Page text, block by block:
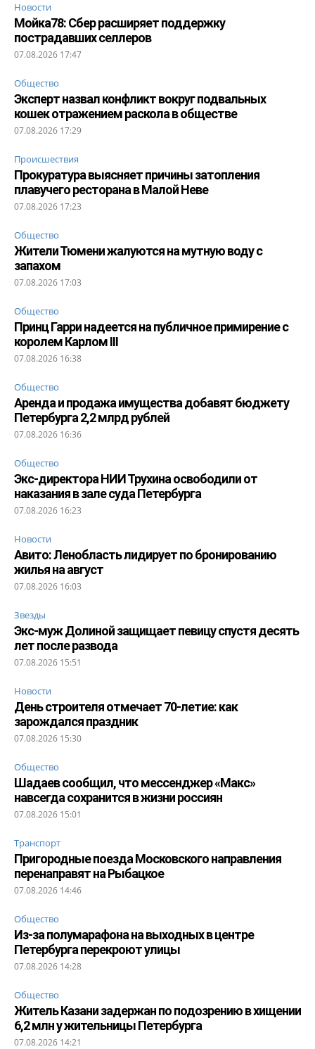
Новости
Мойка78: Сбер расширяет поддержку
пострадавших селлеров
07.08.2026 17:47
Общество
Эксперт назвал конфликт вокруг подвальных
кошек отражением раскола в обществе
07.08.2026 17:29
Происшествия
Прокуратура выясняет причины затопления
плавучего ресторана в Малой Неве
07.08.2026 17:23
Общество
Жители Тюмени жалуются на мутную воду с
запахом
07.08.2026 17:03
Общество
Принц Гарри надеется на публичное примирение с
королем Карлом III
07.08.2026 16:38
Общество
Аренда и продажа имущества добавят бюджету
Петербурга 2,2 млрд рублей
07.08.2026 16:36
Общество
Экс-директора НИИ Трухина освободили от
наказания в зале суда Петербурга
07.08.2026 16:23
Новости
Авито: Ленобласть лидирует по бронированию
жилья на август
07.08.2026 16:03
Звезды
Экс-муж Долиной защищает певицу спустя десять
лет после развода
07.08.2026 15:51
Новости
День строителя отмечает 70-летие: как
зарождался праздник
07.08.2026 15:30
Общество
Шадаев сообщил, что мессенджер «Макс»
навсегда сохранится в жизни россиян
07.08.2026 15:01
Транспорт
Пригородные поезда Московского направления
перенаправят на Рыбацкое
07.08.2026 14:46
Общество
Из-за полумарафона на выходных в центре
Петербурга перекроют улицы
07.08.2026 14:28
Общество
Житель Казани задержан по подозрению в хищении
6,2 млн у жительницы Петербурга
07.08.2026 14:21